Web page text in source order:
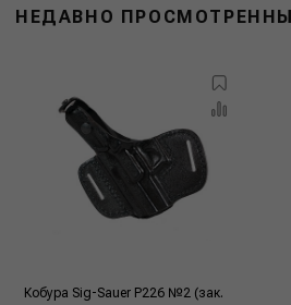
НЕДАВНО
Кобура Sig-Sauer P226 №2 (зак.